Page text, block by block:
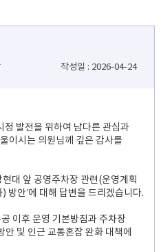
작성일 : 2026-04-24
발전을 위하여 남다른 관심과
이시는 의원님께 깊은 감사를
대 앞 공영주차장 관련(운영계획
방안’에 대해 답변을 드리겠습니다.
이후 운영 기본방침과 주차장
및 인근 교통혼잡 완화 대책에